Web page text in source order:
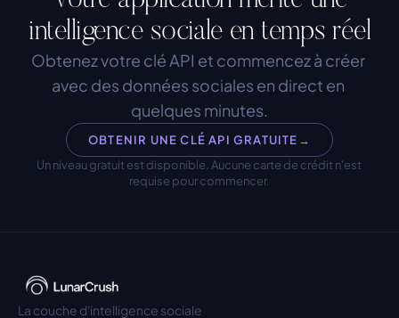
intelligence sociale en temps réel
Obtenez votre clé API et commencez à créer
avec des données sociales en direct en
quelques minutes.
OBTENIR UNE CLÉ API GRATUITE →
Un niveau gratuit est disponible. Aucune carte de crédit n'est
requise pour commencer.
La couche d'intelligence sociale